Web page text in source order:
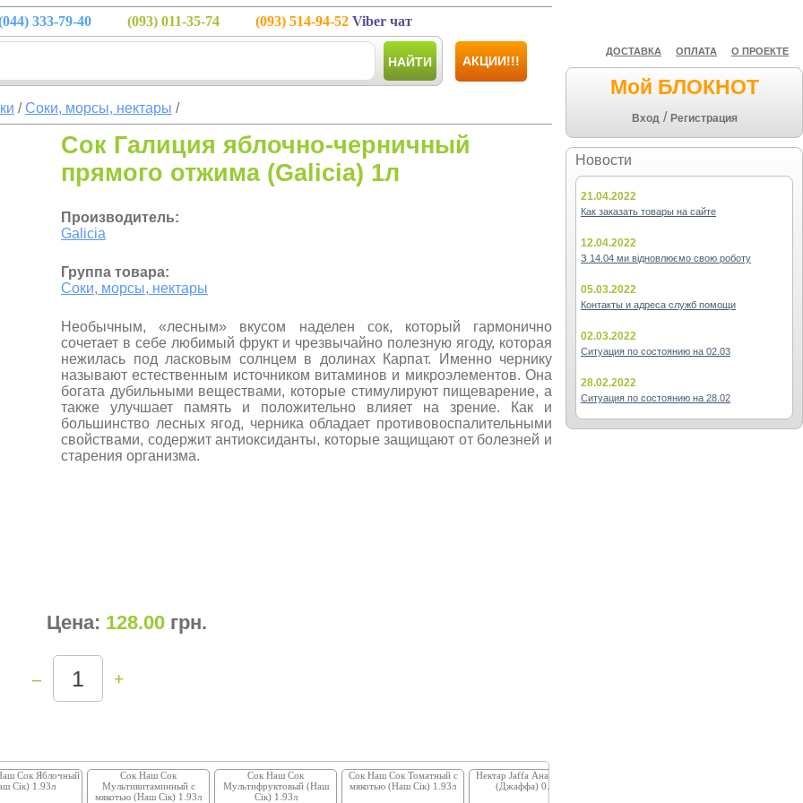
ДОСТАВКА ОПЛАТА О ПРОЕКТЕ
Мой БЛОКНОТ
Вход / Регистрация
Новости
21.04.2022
Как заказать товары на сайте
12.04.2022
З 14.04 ми відновлюємо свою роботу
05.03.2022
Контакты и адреса служб помощи
02.03.2022
Ситуация по состоянию на 02.03
28.02.2022
Ситуация по состоянию на 28.02
333-79-40 (093) 011-35-74 (093) 514-94-52 Viber чат
НАЙТИ АКЦИИ!!!
/Соки, морсы, нектары /
Сок Галиция яблочно-черничный
прямого отжима (Galicia) 1л
Производитель:
Galicia
Группа товара:
Соки, морсы, нектары
Необычным, «лесным» вкусом наделен сок, который гармонично
сочетает в себе любимый фрукт и чрезвычайно полезную ягоду, которая
нежилась под ласковым солнцем в долинах Карпат. Именно чернику
называют естественным источником витаминов и микроэлементов. Она
богата дубильными веществами, которые стимулируют пищеварение, а
также улучшает память и положительно влияет на зрение. Как и
большинство лесных ягод, черника обладает противовоспалительными
свойствами, содержит антиоксиданты, которые защищают от болезней и
старения организма.
Цена: 128.00 грн.
– +
Сок Яблочный
Сік) 1.93л
Сок Наш Сок
Мультивитаминный с
мякотью (Наш Сік) 1.93л
Сок Наш Сок
Мультифруктовый (Наш
Сік) 1.93л
Сок Наш Сок Томатный с
мякотью (Наш Сік) 1.93л
Нектар Jaffa Ананасовый
(Джаффа) 0.95л